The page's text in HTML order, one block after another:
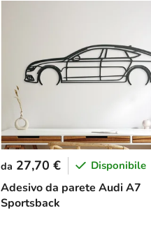
Adesivo da parete Audi A7
Sportsback
da 27,70 € Disponibile